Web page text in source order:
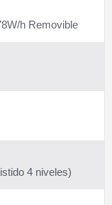
h Removible
4 niveles)